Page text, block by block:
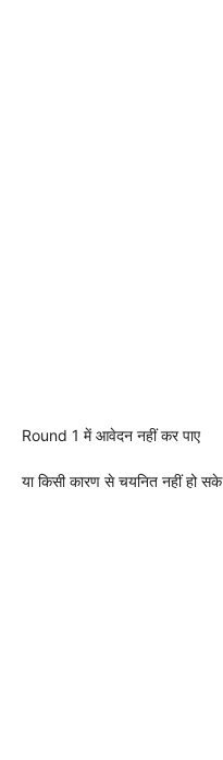
Round 1 में आवेदन नहीं कर पाए
या किसी कारण से चयनित नहीं हो सके